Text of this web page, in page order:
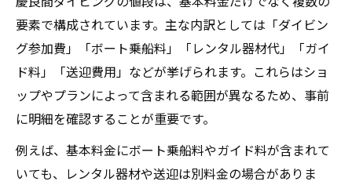
要素で構成されています。主な内訳としては「ダイビン
グ参加費」「ボート乗船料」「レンタル器材代」「ガイ
ド料」「送迎費用」などが挙げられます。これらはショ
ップやプランによって含まれる範囲が異なるため、事前
に明細を確認することが重要です。
例えば、基本料金にボート乗船料やガイド料が含まれて
いても、レンタル器材や送迎は別料金の場合がありま